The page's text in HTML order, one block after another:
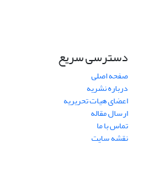
دسترسی سریع
صفحه اصلی
درباره نشریه
اعضای هیات تحریریه
ارسال مقاله
تماس با ما
نقشه سایت